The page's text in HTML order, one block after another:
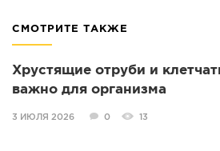
СМОТРИТЕ ТАКЖЕ
Хрустящие отруби и
важно для организма
3 ИЮЛЯ 2026 0 13